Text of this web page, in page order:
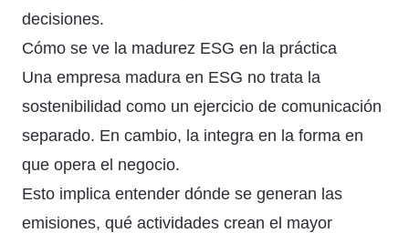
decisiones.
Cómo se ve la madurez ESG en la práctica
Una empresa madura en ESG no trata la
sostenibilidad como un ejercicio de comunicación
separado. En cambio, la integra en la forma en
que opera el negocio.
Esto implica entender dónde se generan las
emisiones, qué actividades crean el mayor